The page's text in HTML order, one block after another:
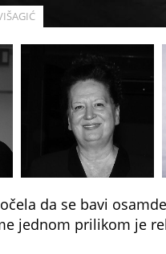
da se bavi
jednom prilikom je